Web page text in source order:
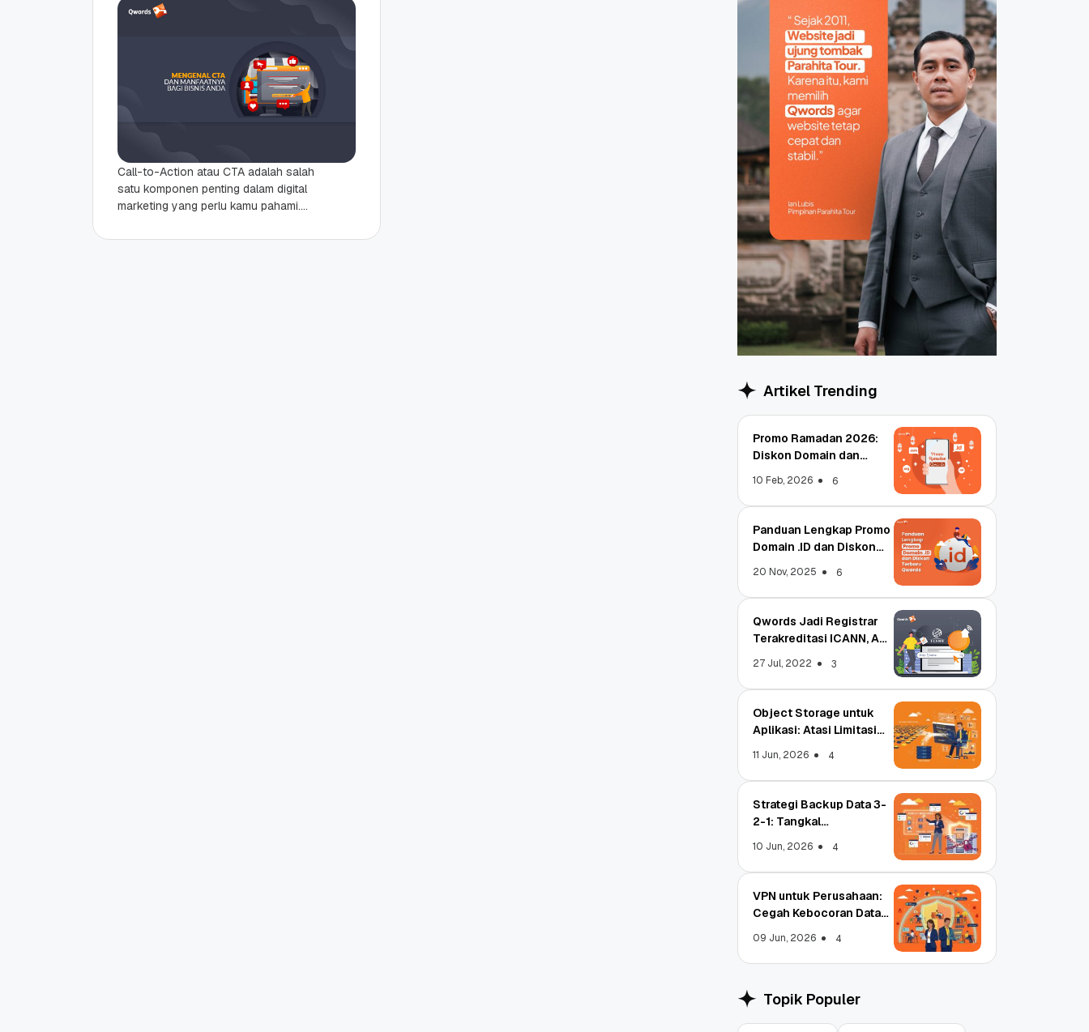
Aplikasi: Atasi Limitasi
11 Jun, 2026 4
Call-to-Action atau CTA adalah salah
satu komponen penting dalam digital
marketing yang perlu kamu pahami.
maupun halaman website, CTA
Artikel Trending
Promo Ramadan 2026:
Diskon Domain dan
10 Feb, 2026 6
Panduan Lengkap Promo
Domain .ID dan Diskon
20 Nov, 2025 6
Qwords Jadi Registrar
Terakreditasi ICANN, Apa
27 Jul, 2022 3
Object Storage untuk
Aplikasi: Atasi Limitasi
11 Jun, 2026 4
Strategi Backup Data 3-
2-1: Tangkal
10 Jun, 2026 4
VPN untuk Perusahaan:
Cegah Kebocoran Data
09 Jun, 2026 4
Topik Populer